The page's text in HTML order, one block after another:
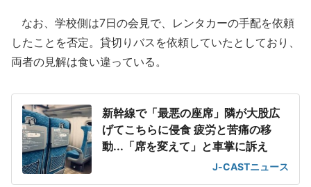
なお、学校側は7日の会見で、レンタカーの手配を依頼
したことを否定。貸切りバスを依頼していたとしており、
両者の見解は食い違っている。
新幹線で「最悪の座席」隣が大股広
げてこちらに侵食 疲労と苦痛の移
動...「席を変えて」と車掌に訴え
J-CASTニュース